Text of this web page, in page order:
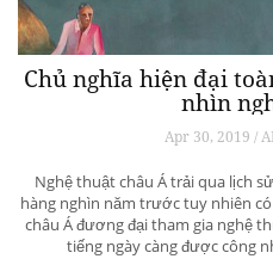
Chủ nghĩa hiện đại
nhìn
Apr 30, 2019 /
Nghệ thuật châu Á trải qua lịch
hàng nghìn năm trước tuy nhiên
châu Á đương đại tham gia nghệ
tiếng ngày càng được công